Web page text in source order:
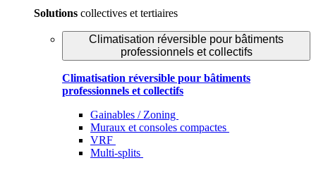
Solutions collectives et tertiaires
Climatisation réversible pour bâtiments
professionnels et collectifs
Climatisation réversible pour bâtiments
professionnels et collectifs
Gainables / Zoning
Muraux et consoles compactes
VRF
Multi-splits